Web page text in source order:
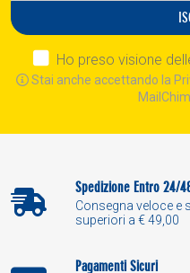
Ho preso visione
Stai anche accettando la
Spedizione Entro 24/
Consegna veloce e
superiori a € 49,00
Pagamenti Sicuri